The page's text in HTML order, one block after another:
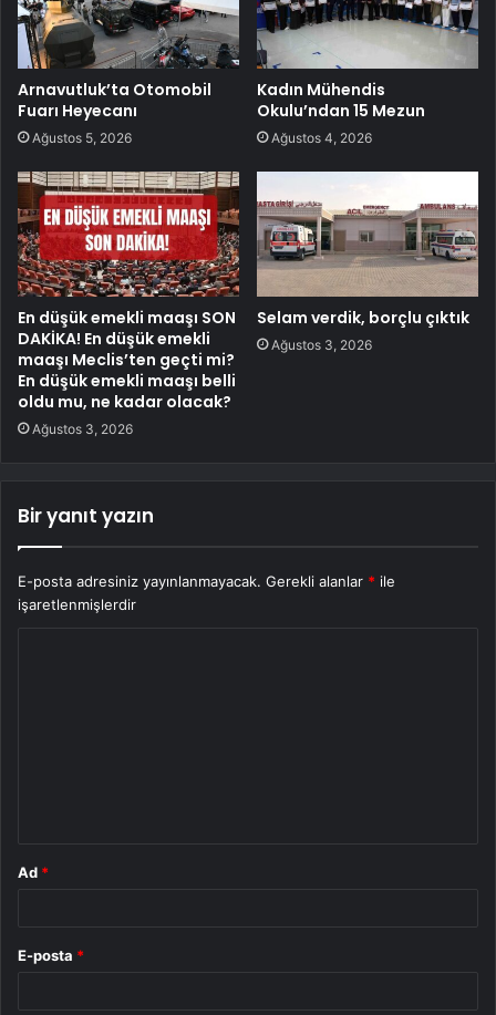
Arnavutluk’ta Otomobil
Fuarı Heyecanı
Ağustos 5, 2026
Kadın Mühendis
Okulu’ndan 15 Mezun
Ağustos 4, 2026
En düşük emekli maaşı SON
DAKİKA! En düşük emekli
maaşı Meclis’ten geçti mi?
En düşük emekli maaşı belli
oldu mu, ne kadar olacak?
Ağustos 3, 2026
Selam verdik, borçlu çıktık
Ağustos 3, 2026
Bir yanıt yazın
E-posta adresiniz yayınlanmayacak. Gerekli alanlar * ile
işaretlenmişlerdir
Ad *
E-posta *